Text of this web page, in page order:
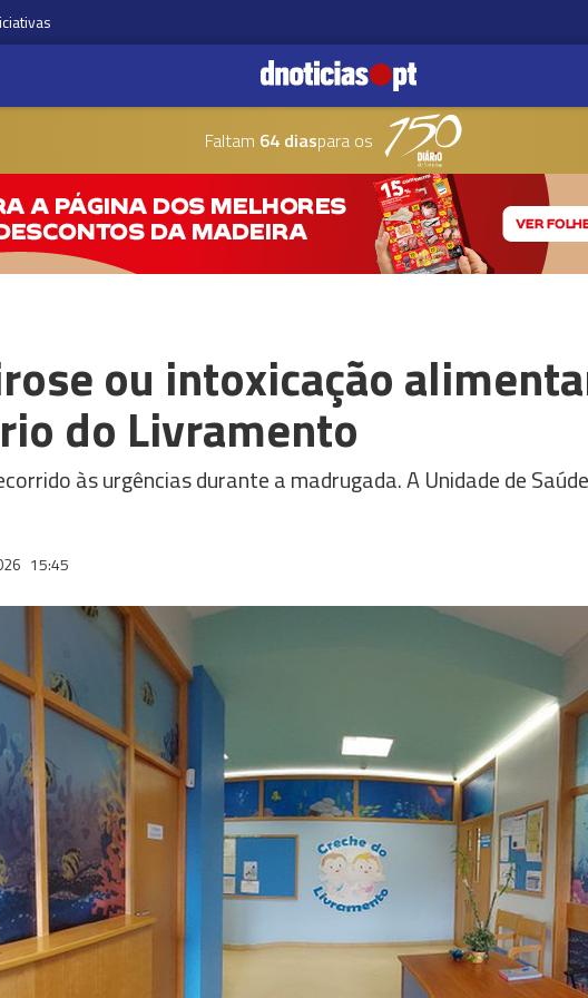
Faltam 64 diaspara os
ou intoxicação
do Livramento
às urgências durante a madrugada. A Unidade de
15:45